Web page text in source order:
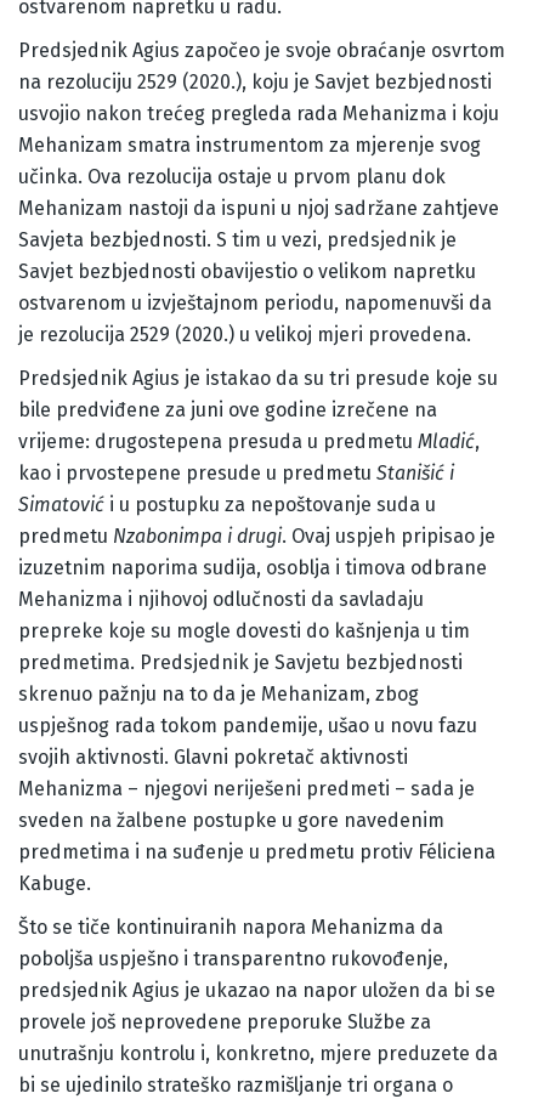
ostvarenom napretku u radu.
Predsjednik Agius započeo je svoje obraćanje osvrtom
na rezoluciju 2529 (2020.), koju je Savjet bezbjednosti
usvojio nakon trećeg pregleda rada Mehanizma i koju
Mehanizam smatra instrumentom za mjerenje svog
učinka. Ova rezolucija ostaje u prvom planu dok
Mehanizam nastoji da ispuni u njoj sadržane zahtjeve
Savjeta bezbjednosti. S tim u vezi, predsjednik je
Savjet bezbjednosti obavijestio o velikom napretku
ostvarenom u izvještajnom periodu, napomenuvši da
je rezolucija 2529 (2020.) u velikoj mjeri provedena.
Predsjednik Agius je istakao da su tri presude koje su
bile predviđene za juni ove godine izrečene na
vrijeme: drugostepena presuda u predmetu Mladić,
kao i prvostepene presude u predmetu Stanišić i
Simatović i u postupku za nepoštovanje suda u
predmetu Nzabonimpa i drugi. Ovaj uspjeh pripisao je
izuzetnim naporima sudija, osoblja i timova odbrane
Mehanizma i njihovoj odlučnosti da savladaju
prepreke koje su mogle dovesti do kašnjenja u tim
predmetima. Predsjednik je Savjetu bezbjednosti
skrenuo pažnju na to da je Mehanizam, zbog
uspješnog rada tokom pandemije, ušao u novu fazu
svojih aktivnosti. Glavni pokretač aktivnosti
Mehanizma – njegovi neriješeni predmeti – sada je
sveden na žalbene postupke u gore navedenim
predmetima i na suđenje u predmetu protiv Féliciena
Kabuge.
Što se tiče kontinuiranih napora Mehanizma da
poboljša uspješno i transparentno rukovođenje,
predsjednik Agius je ukazao na napor uložen da bi se
provele još neprovedene preporuke Službe za
unutrašnju kontrolu i, konkretno, mjere preduzete da
bi se ujedinilo strateško razmišljanje tri organa o